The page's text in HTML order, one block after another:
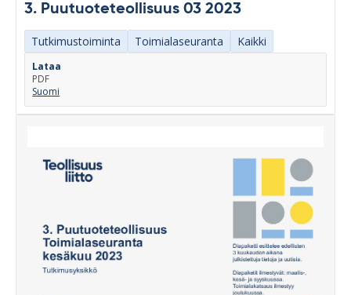
3. Puutuoteteollisuus 03 2023
Tutkimustoiminta Toimialaseuranta Kaikki
Lataa
PDF
Suomi